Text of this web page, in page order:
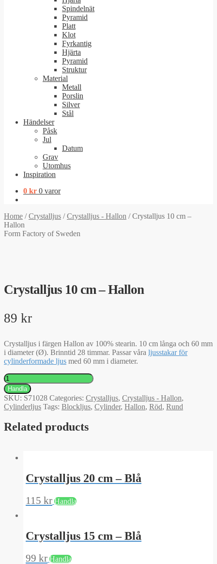
Spindelnät
Pyramid
Platt
Klot
Fyrkantig
Hjärta
Pyramid
Struktur
Material
Metall
Porslin
Silver
Stål
Händelser
Påsk
Jul
Datum
Grav
Utomhus
Inspiration
0 kr 0 varor
Home /Crystalljus /Crystalljus - Hallon /Crystalljus 10 cm –
Hallon
Form Factory of Sweden
Crystalljus 10 cm – Hallon
89 kr
Crystalljus i färgen Hallon av 100% stearin. 10 cm långa och 60 mm
i diameter (Ø). Brinntid 28 timmar. Passar våra ljusstakar för
cylinderformade ljus med 60 mm i diameter.
Crystalljus
10
cm
-
Hallon
quantity
Handla
SKU: S71028 Categories: Crystalljus, Crystalljus - Hallon,
Cylinderljus Tags: Blockljus, Cylinder, Hallon, Röd, Rund
Related products
Crystalljus 20 cm – Blå
115 kr Handla
Crystalljus 15 cm – Blå
99 kr Handla